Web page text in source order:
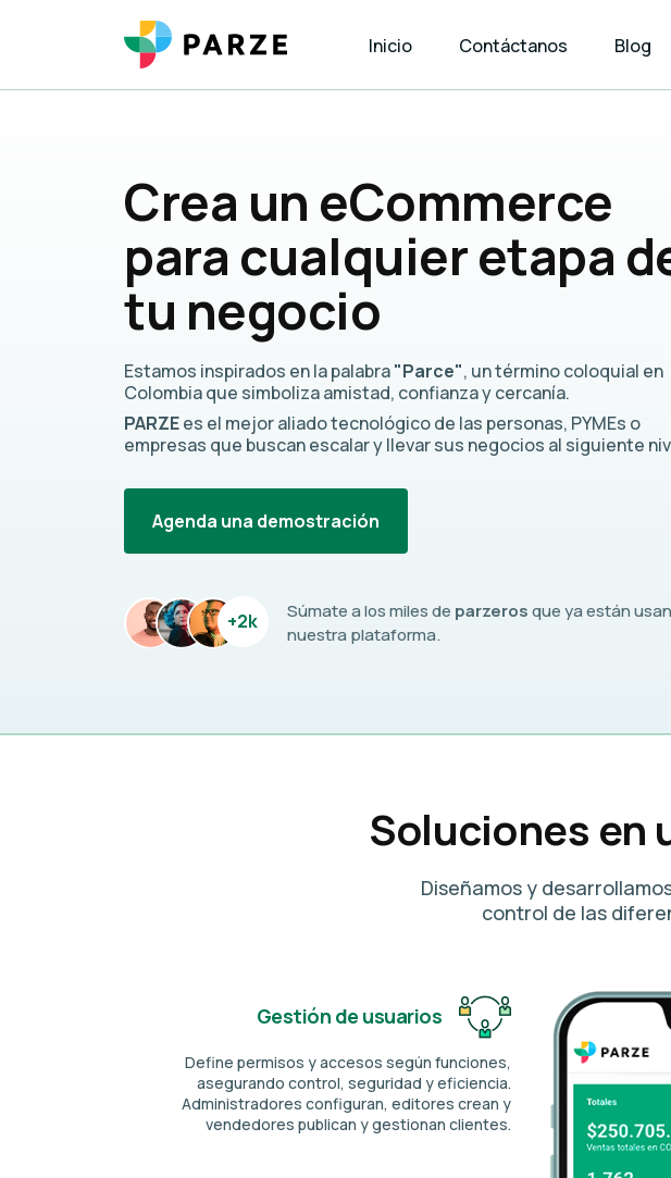
Inicio Contáctanos Blog
Crea un eCommerce
para cualquier etapa
tu negocio
Estamos inspirados en la palabra"Parce", un término coloquial en
Colombia que simboliza amistad, confianza y cercanía.
PARZEes el mejor aliado tecnológico de las personas, PYMEs o
empresas que buscan escalar y llevar sus negocios al siguiente
Agenda una demostración
+2k Súmate a los miles de parzerosque ya están
nuestra plataforma.
Soluciones en
Diseñamos y
control de las
Gestión de usuarios
Define permisos y accesos según funciones,
asegurando control, seguridad y eficiencia.
Administradores configuran, editores crean y
vendedores publican y gestionan clientes.